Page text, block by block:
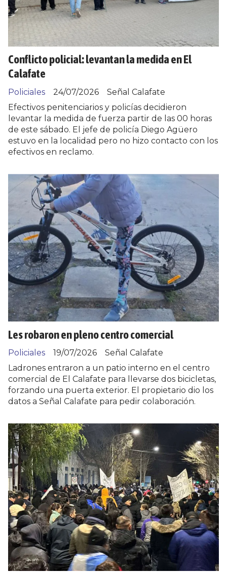
Conflicto policial: levantan la medida en El
Calafate
Señal Calafate
Policiales
24/07/2026
Efectivos penitenciarios y policías decidieron
levantar la medida de fuerza partir de las 00 horas
de este sábado. El jefe de policía Diego Agüero
estuvo en la localidad pero no hizo contacto con los
efectivos en reclamo.
Les robaron en pleno centro comercial
Señal Calafate
Policiales
19/07/2026
Ladrones entraron a un patio interno en el centro
comercial de El Calafate para llevarse dos bicicletas,
forzando una puerta exterior. El propietario dio los
datos a Señal Calafate para pedir colaboración.